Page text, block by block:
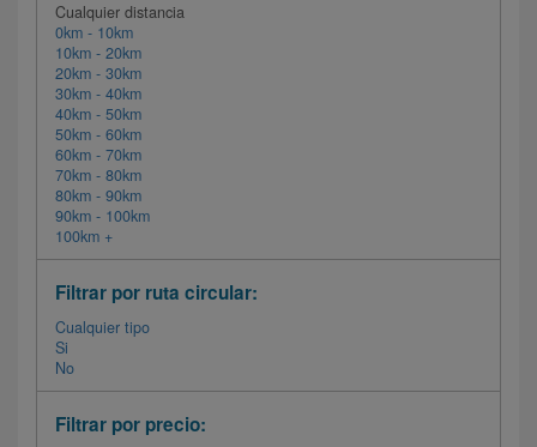
Cualquier distancia
0km - 10km
10km - 20km
20km - 30km
30km - 40km
40km - 50km
50km - 60km
60km - 70km
70km - 80km
80km - 90km
90km - 100km
100km +
Filtrar por ruta circular:
Cualquier tipo
Si
No
Filtrar por precio: